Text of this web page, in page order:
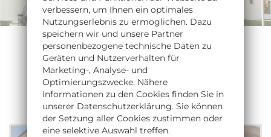
Aktuelle Projekte der Mayer
Management Group
Die Auswahl an Projekten dient zur Illustration der
Aktivitäten und Dienstleistungen von mayer
management group.
verbessern, um Ihnen ein optimales
Nutzungserlebnis zu ermöglichen. Dazu
speichern wir und unsere Partner
personenbezogene technische Daten zu
Geräten und Nutzerverhalten für
Marketing-, Analyse- und
Optimierungszwecke. Nähere
Informationen zu den Cookies finden Sie in
unserer Datenschutzerklärung. Sie können
der Setzung aller Cookies zustimmen oder
eine selektive Auswahl treffen.